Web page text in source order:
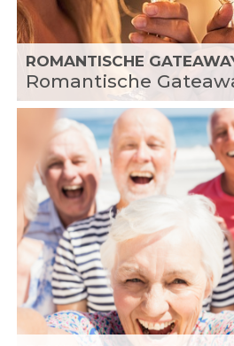
ROMANTISCHE
Romantische